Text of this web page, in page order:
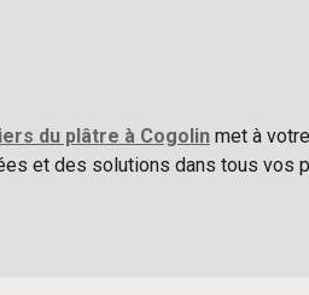
du plâtre à Cogolin met à
et des solutions dans tous vos